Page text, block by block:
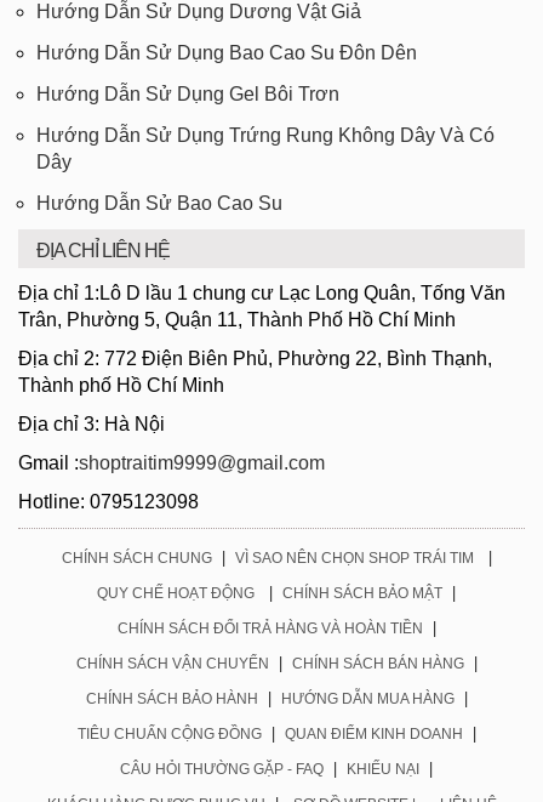
Hướng Dẫn Sử Dụng Dương Vật Giả
Hướng Dẫn Sử Dụng Bao Cao Su Đôn Dên
Hướng Dẫn Sử Dụng Gel Bôi Trơn
Hướng Dẫn Sử Dụng Trứng Rung Không Dây Và Có
Dây
Hướng Dẫn Sử Bao Cao Su
ĐỊA CHỈ LIÊN HỆ
Địa chỉ 1:Lô D lầu 1 chung cư Lạc Long Quân, Tống Văn
Trân, Phường 5, Quận 11, Thành Phố Hồ Chí Minh
Địa chỉ 2: 772 Điện Biên Phủ, Phường 22, Bình Thạnh,
Thành phố Hồ Chí Minh
Địa chỉ 3: Hà Nội
Gmail :shoptraitim9999@gmail.com
Hotline: 0795123098
CHÍNH SÁCH CHUNG | VÌ SAO NÊN CHỌN SHOP TRÁI TIM |
QUY CHẾ HOẠT ĐỘNG | CHÍNH SÁCH BẢO MẬT |
CHÍNH SÁCH ĐỔI TRẢ HÀNG VÀ HOÀN TIỀN |
CHÍNH SÁCH VẬN CHUYỂN | CHÍNH SÁCH BÁN HÀNG |
CHÍNH SÁCH BẢO HÀNH | HƯỚNG DẪN MUA HÀNG |
TIÊU CHUẨN CỘNG ĐỒNG | QUAN ĐIỂM KINH DOANH |
CÂU HỎI THƯỜNG GẶP - FAQ | KHIẾU NẠI |